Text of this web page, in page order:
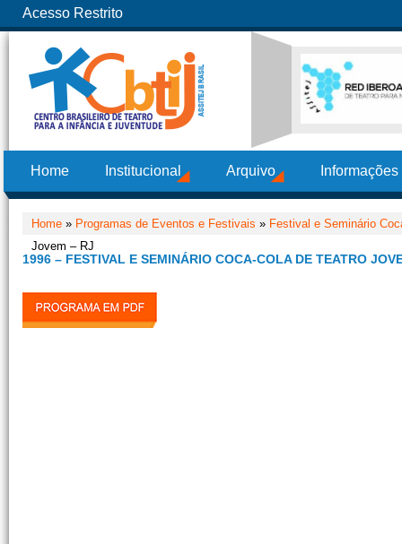
Acesso Restrito
Home Institucional Arquivo
Home » Programas de Eventos e Festivais » Festival e Seminário
Jovem – RJ
1996 – FESTIVAL E SEMINÁRIO COCA-COLA DE TEATRO